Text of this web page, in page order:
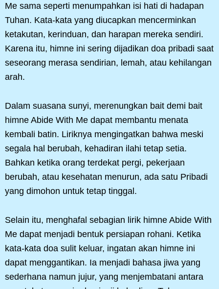
Me sama seperti menumpahkan isi hati di hadapan
Tuhan. Kata-kata yang diucapkan mencerminkan
ketakutan, kerinduan, dan harapan mereka sendiri.
Karena itu, himne ini sering dijadikan doa pribadi saat
seseorang merasa sendirian, lemah, atau kehilangan
arah.
Dalam suasana sunyi, merenungkan bait demi bait
himne Abide With Me dapat membantu menata
kembali batin. Liriknya mengingatkan bahwa meski
segala hal berubah, kehadiran ilahi tetap setia.
Bahkan ketika orang terdekat pergi, pekerjaan
berubah, atau kesehatan menurun, ada satu Pribadi
yang dimohon untuk tetap tinggal.
Selain itu, menghafal sebagian lirik himne Abide With
Me dapat menjadi bentuk persiapan rohani. Ketika
kata-kata doa sulit keluar, ingatan akan himne ini
dapat menggantikan. Ia menjadi bahasa jiwa yang
sederhana namun jujur, yang menjembatani antara